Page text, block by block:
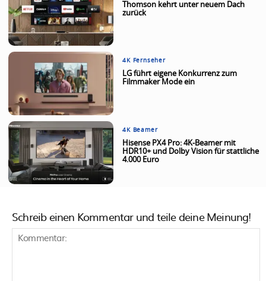
Thomson kehrt unter neuem Dach
zurück
4K Fernseher
LG führt eigene Konkurrenz zum
Filmmaker Mode ein
4K Beamer
Hisense PX4 Pro: 4K-Beamer mit
HDR10+ und Dolby Vision für stattliche
4.000 Euro
Schreib einen Kommentar und teile deine Meinung!